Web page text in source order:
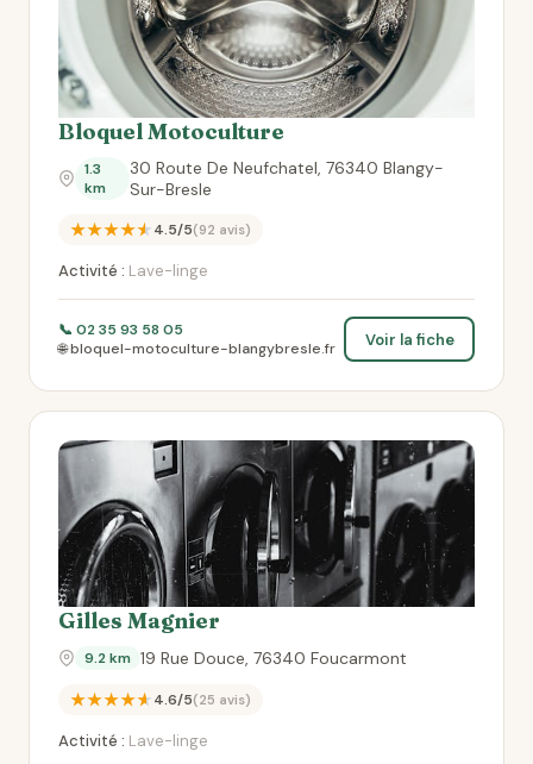
Bloquel Motoculture
1.3
km
30 Route De Neufchatel, 76340 Blangy-
Sur-Bresle
★★★★★4.5/5(92 avis)
Activité : Lave-linge
📞 02 35 93 58 05
🌐 bloquel-motoculture-blangybresle.fr
Voir la fiche
Gilles Magnier
9.2 km 19 Rue Douce, 76340 Foucarmont
★★★★★4.6/5(25 avis)
Activité : Lave-linge